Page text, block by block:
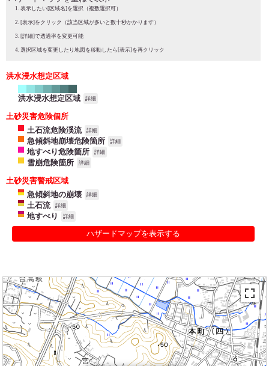
表示したい[区域名]を選択（複数選択可）
[表示]をクリック（該当区域が多いと数十秒かかります）
[詳細]で透過率を変更可能
選択区域を変更したり地図を移動したら[表示]を再クリック
洪水浸水想定区域
洪水浸水想定区域 詳細
土砂災害危険個所
土石流危険渓流
詳細
急傾斜地崩壊危険箇所 詳細
地すべり危険箇所 詳細
雪崩危険箇所 詳細
土砂災害警戒区域
急傾斜地の崩壊
詳細
土石流 詳細
地すべり 詳細
ハザードマップを表示する